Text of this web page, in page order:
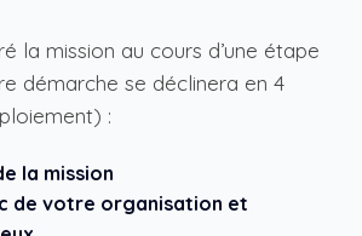
la mission au cours d’une étape
démarche se déclinera en 4
:
la mission
de votre organisation et